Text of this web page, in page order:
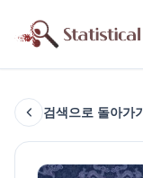
검색으로 돌아가기